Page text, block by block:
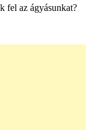
fel az ágyásunkat?